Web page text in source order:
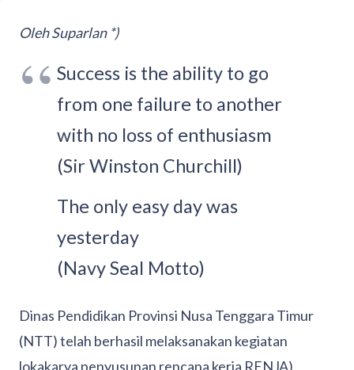
Oleh Suparlan *)
Success is the ability to go
from one failure to another
with no loss of enthusiasm
(Sir Winston Churchill)
The only easy day was
yesterday
(Navy Seal Motto)
Dinas Pendidikan Provinsi Nusa Tenggara Timur
(NTT) telah berhasil melaksanakan kegiatan
lokakarya penyusunan rencana kerja RENJA)